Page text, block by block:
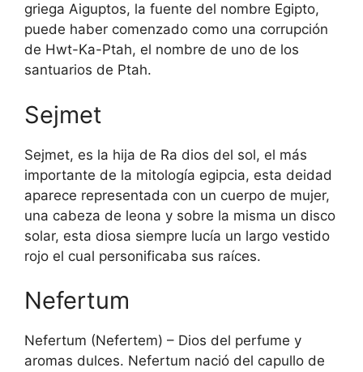
griega Aiguptos, la fuente del nombre Egipto,
puede haber comenzado como una corrupción
de Hwt-Ka-Ptah, el nombre de uno de los
santuarios de Ptah.
Sejmet
Sejmet, es la hija de Ra dios del sol, el más
importante de la mitología egipcia, esta deidad
aparece representada con un cuerpo de mujer,
una cabeza de leona y sobre la misma un disco
solar, esta diosa siempre lucía un largo vestido
rojo el cual personificaba sus raíces.
Nefertum
Nefertum (Nefertem) – Dios del perfume y
aromas dulces. Nefertum nació del capullo de